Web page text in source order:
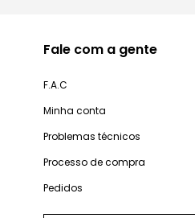
Fale com a gente
F.A.C
Minha conta
Problemas técnicos
Processo de compra
Pedidos